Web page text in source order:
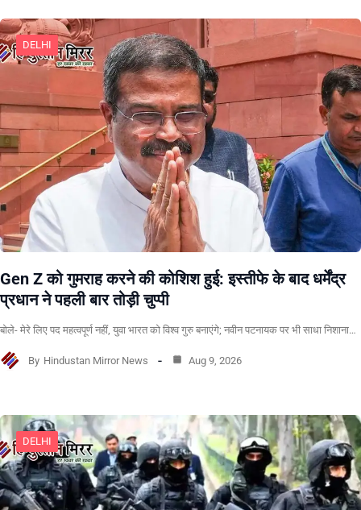
DELHI
Gen Z को गुमराह करने की कोशिश हुई: इस्तीफे के बाद धर्मेंद्र
प्रधान ने पहली बार तोड़ी चुप्पी
बोले- मेरे लिए पद महत्वपूर्ण नहीं, युवा भारत को विश्व गुरु बनाएंगे; नवीन पटनायक पर भी साधा निशाना…
By Hindustan Mirror News Aug 9, 2026
DELHI